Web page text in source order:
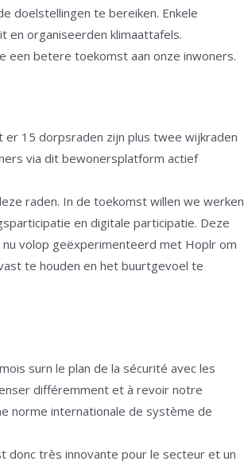
doelstellingen te bereiken. Enkele
en organiseerden klimaattafels.
een betere toekomst aan onze inwoners.
15 dorpsraden zijn plus twee wijkraden
via dit bewonersplatform actief
raden. In de toekomst willen we werken
en digitale participatie. Deze
volop geëxperimenteerd met Hoplr om
te houden en het buurtgevoel te
surn le plan de la sécurité avec les
différemment et à revoir notre
norme internationale de système de
donc très innovante pour le secteur et un